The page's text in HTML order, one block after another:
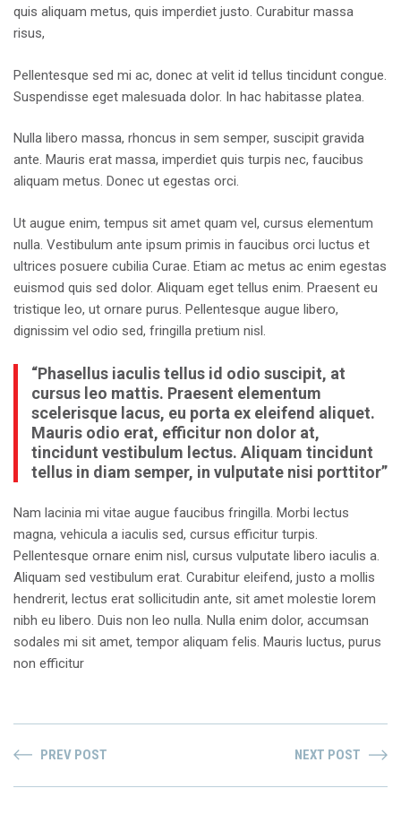
quis aliquam metus, quis imperdiet justo. Curabitur massa
risus,
Pellentesque sed mi ac, donec at velit id tellus tincidunt congue.
Suspendisse eget malesuada dolor. In hac habitasse platea.
Nulla libero massa, rhoncus in sem semper, suscipit gravida
ante. Mauris erat massa, imperdiet quis turpis nec, faucibus
aliquam metus. Donec ut egestas orci.
Ut augue enim, tempus sit amet quam vel, cursus elementum
nulla. Vestibulum ante ipsum primis in faucibus orci luctus et
ultrices posuere cubilia Curae. Etiam ac metus ac enim egestas
euismod quis sed dolor. Aliquam eget tellus enim. Praesent eu
tristique leo, ut ornare purus. Pellentesque augue libero,
dignissim vel odio sed, fringilla pretium nisl.
“Phasellus iaculis tellus id odio suscipit, at
cursus leo mattis. Praesent elementum
scelerisque lacus, eu porta ex eleifend aliquet.
Mauris odio erat, efficitur non dolor at,
tincidunt vestibulum lectus. Aliquam tincidunt
tellus in diam semper, in vulputate nisi porttitor”
Nam lacinia mi vitae augue faucibus fringilla. Morbi lectus
magna, vehicula a iaculis sed, cursus efficitur turpis.
Pellentesque ornare enim nisl, cursus vulputate libero iaculis a.
Aliquam sed vestibulum erat. Curabitur eleifend, justo a mollis
hendrerit, lectus erat sollicitudin ante, sit amet molestie lorem
nibh eu libero. Duis non leo nulla. Nulla enim dolor, accumsan
sodales mi sit amet, tempor aliquam felis. Mauris luctus, purus
non efficitur
PREV POST NEXT POST